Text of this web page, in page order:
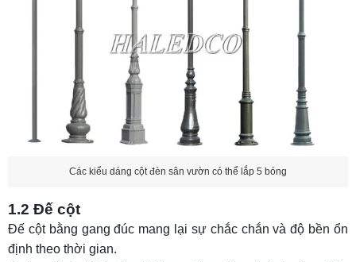
Các kiểu dáng cột đèn sân vườn có thể lắp 5 bóng
1.2 Đế cột
Đế cột bằng gang đúc mang lại sự chắc chắn và độ bền ổn
định theo thời gian.